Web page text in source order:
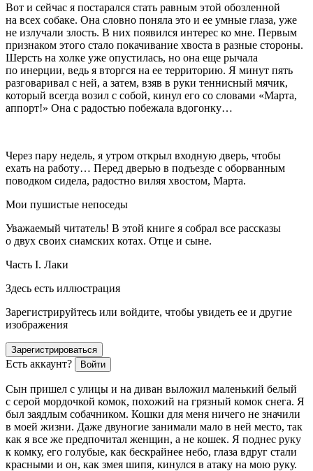
Вот и сейчас я постарался стать равным этой обозленной
на всех собаке. Она словно поняла это и ее умные глаза, уже
не излучали злость. В них появился интерес ко мне. Первым
признаком этого стало покачивание хвоста в разные стороны.
Шерсть на холке уже опустилась, но она еще рычала
по инерции, ведь я вторгся на ее территорию. Я минут пять
разговаривал с ней, а затем, взяв в руки теннисный мячик,
который всегда возил с собой, кинул его со словами «Марта,
аппорт!» Она с радостью побежала вдогонку…
Через пару недель, я утром открыл входную дверь, чтобы
ехать на работу… Перед дверью в подъезде с оборванным
поводком сидела, радостно виляя хвостом, Марта.
Мои пушистые непоседы
Уважаемый читатель! В этой книге я собрал все рассказы
о двух своих сиамских котах. Отце и сыне.
Часть I. Лаки
Здесь есть иллюстрация
Зарегистрируйтесь или войдите, чтобы увидеть ее и другие
изображения
Зарегистрироваться
Есть аккаунт? Войти
Сын пришел с улицы и на диван выложил маленький белый
с серой мордочкой комок, похожий на грязный комок снега. Я
был заядлым собачником. Кошки для меня ничего не значили
в моей жизни. Даже двуногие занимали мало в ней место, так
как я все же предпочитал женщин, а не кошек. Я поднес руку
к комку, его голубые, как бескрайнее небо, глаза вдруг стали
красными и он, как змея шипя, кинулся в атаку на мою руку.